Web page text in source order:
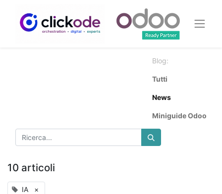
Blog:
Tutti
News
Miniguide Odoo
10 articoli
IA ×